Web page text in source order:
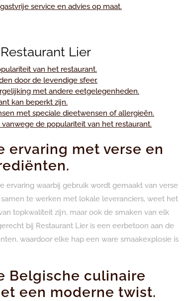
service en advies op maat.
Lier
van het restaurant.
door de levendige sfeer.
met andere eetgelegenheden.
kan beperkt zijn.
met speciale dieetwensen of allergieën.
de populariteit van het restaurant.
ervaring met verse en
ervaring waarbij gebruik wordt gemaakt van verse
te werken met lokale leveranciers, weet het
topkwaliteit zijn, maar ook de smaken van elk
bij Restaurant Lier is een eerbetoon aan de
waardoor elke hap een ware smaakexplosie is
Belgische culinaire
een moderne twist.